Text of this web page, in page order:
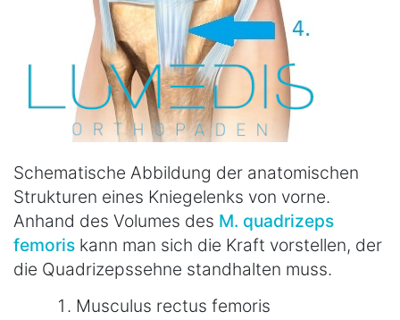
Schematische Abbildung der anatomischen
Strukturen eines Kniegelenks von vorne.
Anhand des Volumes des M. quadrizeps
femoris kann man sich die Kraft vorstellen, der
die Quadrizepssehne standhalten muss.
Musculus rectus femoris